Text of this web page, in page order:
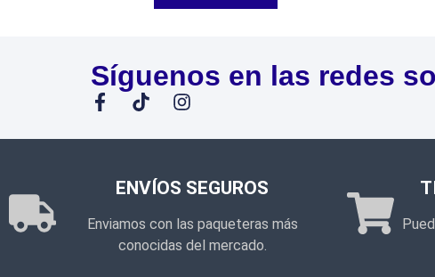
Síguenos en las redes
ENVÍOS SEGUROS
Enviamos con las paqueteras más
conocidas del mercado.